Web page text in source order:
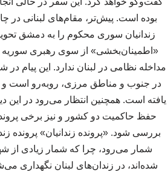
بوده است. پیش‌تر، مقام‌های لبنانی در
زندانیان سوری محکوم را به دمشق
«اطمینان‌بخشی» از سوی رهبری سوریه
مداخله نظامی در لبنان ندارد. این پیام
در جنوب و مناطق مرزی، روبه‌رو است و
یافته است. همچنین انتظار می‌رود در این
حفظ حاکمیت دو کشور و نیز برخی
بررسی شود. «پرونده زندانیان» پرونده
شمار می‌رود، چرا که شمار زیادی از
شده‌اند، در زندان‌های لبنان نگهداری